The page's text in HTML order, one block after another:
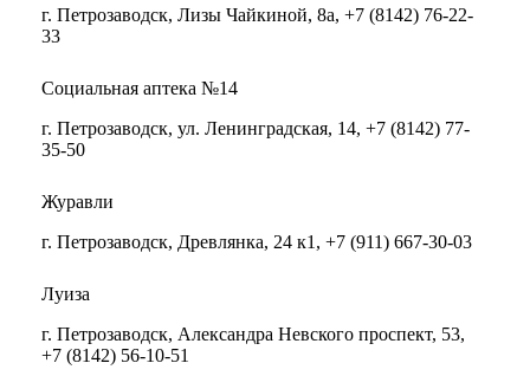
г. Петрозаводск, Лизы Чайкиной, 8а, +7 (8142) 76-22-
33
Социальная аптека №14
г. Петрозаводск, ул. Ленинградская, 14, +7 (8142) 77-
35-50
Журавли
г. Петрозаводск, Древлянка, 24 к1, +7 (911) 667-30-03
Луиза
г. Петрозаводск, Александра Невского проспект, 53,
+7 (8142) 56-10-51